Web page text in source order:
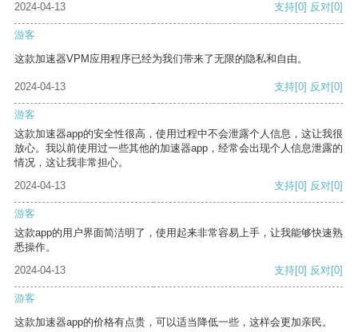
2024-04-13
支持[0] 反对[0]
游客
这款加速器VPM应用程序已经为我们带来了无限的隐私和自由。
2024-04-13 支持[0] 反对[0]
游客
这款加速器app的安全性很高，使用过程中不会泄露个人信息，这让我很
放心。我以前使用过一些其他的加速器app，经常会出现个人信息泄露的
情况，这让我非常担心。
2024-04-13
支持[0] 反对[0]
游客
这款app的用户界面简洁明了，使用起来非常容易上手，让我能够快速熟
悉操作。
2024-04-13
支持[0] 反对[0]
游客
这款加速器app的价格有点贵，可以适当降低一些，这样会更加亲民。